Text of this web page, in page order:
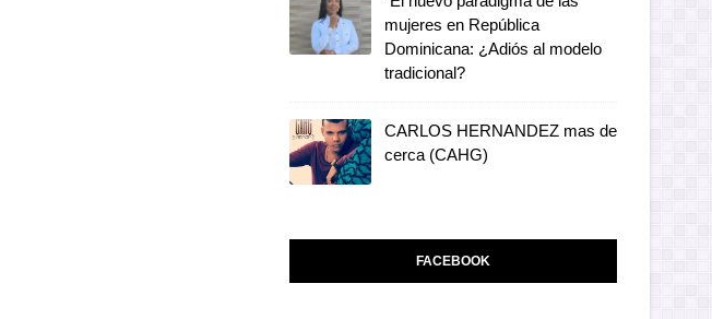
mujeres en República
Dominicana: ¿Adiós al modelo
tradicional?
CARLOS HERNANDEZ mas de
cerca (CAHG)
FACEBOOK